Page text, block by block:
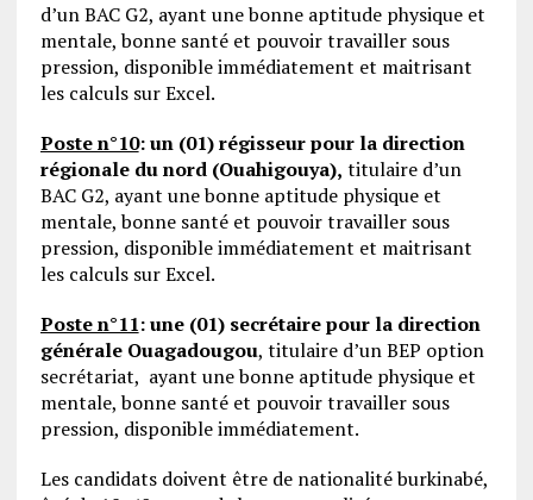
d’un BAC G2, ayant une bonne aptitude physique et
mentale, bonne santé et pouvoir travailler sous
pression, disponible immédiatement et maitrisant
les calculs sur Excel.
Poste n°10: un (01) régisseur pour la direction
régionale du nord (Ouahigouya), titulaire d’un
BAC G2, ayant une bonne aptitude physique et
mentale, bonne santé et pouvoir travailler sous
pression, disponible immédiatement et maitrisant
les calculs sur Excel.
Poste n°11: une (01) secrétaire pour la direction
générale Ouagadougou, titulaire d’un BEP option
secrétariat, ayant une bonne aptitude physique et
mentale, bonne santé et pouvoir travailler sous
pression, disponible immédiatement.
Les candidats doivent être de nationalité burkinabé,